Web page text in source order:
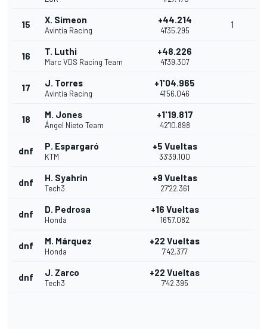
15 X. Simeon
Avintia Racing
+44.214
41'35.295
1
16 T. Luthi
Marc VDS Racing Team
+48.226
41'39.307
17 J. Torres
Avintia Racing
+1'04.965
41'56.046
18 M. Jones
Ángel Nieto Team
+1'19.817
42'10.898
dnf P. Espargaró
KTM
+5 Vueltas
33'39.100
dnf H. Syahrin
Tech3
+9 Vueltas
27'22.361
dnf D. Pedrosa
Honda
+16 Vueltas
16'57.082
dnf M. Márquez
Honda
+22 Vueltas
7'42.377
dnf J. Zarco
Tech3
+22 Vueltas
7'42.395